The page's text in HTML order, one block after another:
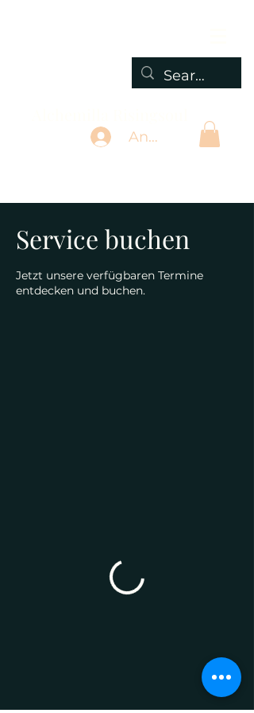
Anmelden
Service buchen
Jetzt unsere verfügbaren Termine
entdecken und buchen.